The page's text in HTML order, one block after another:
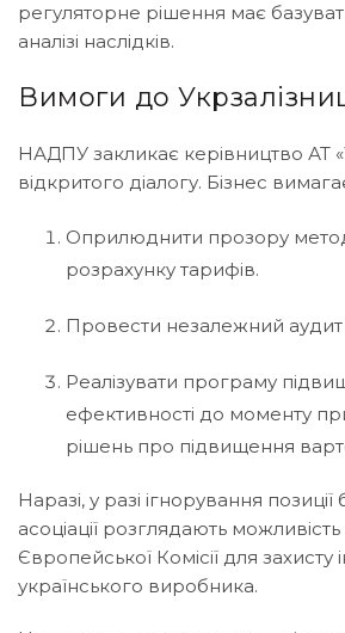
регуляторне рішення має
аналізі наслідків.
Вимоги до
НАДПУ закликає керівництво АТ
відкритого діалогу. Бізнес
Оприлюднити прозору
розрахунку тарифів.
Провести незалежний аудит
Реалізувати програму
ефективності до моменту
рішень про підвищення
Наразі, у разі ігнорування позиції
асоціації розглядають
Європейської Комісії для захисту
українського виробника.